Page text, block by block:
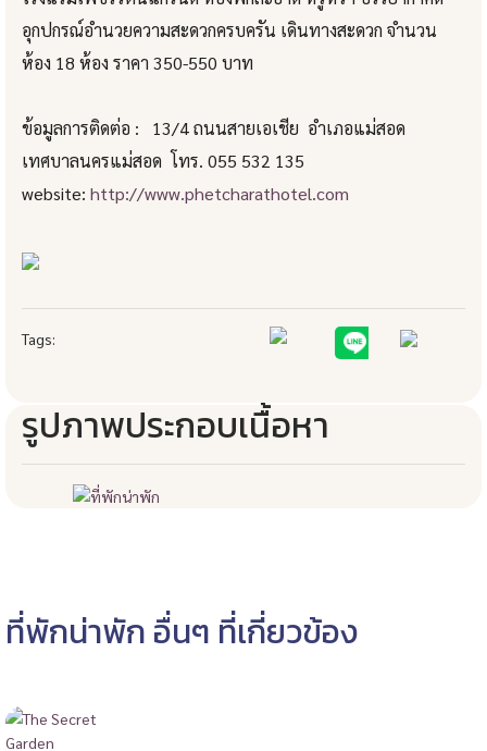
อุกปกรณ์อำนวยความสะดวกครบครัน เดินทางสะดวก จำนวน
ห้อง 18 ห้อง ราคา 350-550 บาท
ข้อมูลการติดต่อ : 13/4 ถนนสายเอเชีย อำเภอแม่สอด
เทศบาลนครแม่สอด โทร. 055 532 135
website: http://www.phetcharathotel.com
Tags:
รูปภาพประกอบเนื้อหา
ที่พักน่าพัก อื่นๆ ที่เกี่ยวข้อง